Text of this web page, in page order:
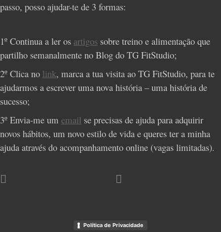
passo, posso ajudar-te de 3 formas:
1º Continua a ler os artigos sobre treino e alimentação que
partilho semanalmente no Blog do TG FitStudio;
2º Clica no link, marca a tua visita ao TG FitStudio, para te
ajudarmos a escrever uma nova história – uma história de
sucesso;
3º Envia-me um email se precisas de ajuda para adquirir
novos hábitos, um novo estilo de vida e queres ter a minha
ajuda através do acompanhamento online (vagas limitadas).
Política de Privacidade